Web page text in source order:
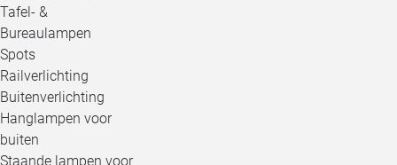
Tafel- &
Bureaulampen
Spots
Railverlichting
Buitenverlichting
Hanglampen voor
buiten
Staande lampen voor